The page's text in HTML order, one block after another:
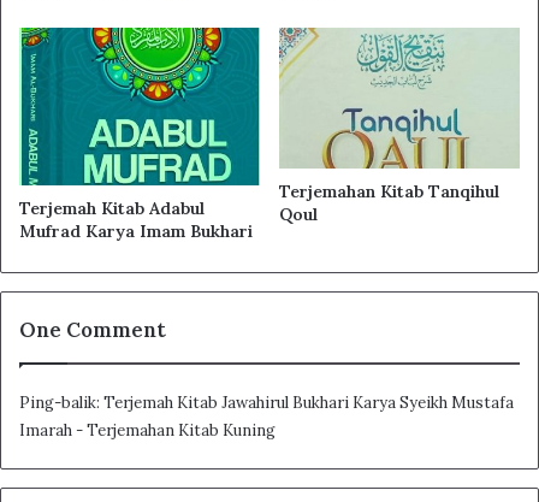
Bab Kesebelas, Menerangkan Tentang Keutamaan
Masjid
Bab Keduabelas, Menerangkan Tentang Keutamaan
Bersurban
Bab Ketiga Belas, Menerangkan Tentang Keutamaan
Berpuasa
Keutamaan Sholat Fardlu
Bab Kelima Belas, Menerangkan Tentang
Keutamaan Sholat Sunnah
Bab Keenam Belas, Menerangkan Tentang
Keutamaan Zakat
Bab Ketujuh Belas, Menerangkan Tentang
Keutamaan Shodaqoh
Terjemah Kitab Adabul
Mufrad Karya Imam Bukhari
Terjemahan Kitab Tanqihul
Qoul
One Comment
Ping-balik: Terjemah Kitab Jawahirul Bukhari Karya Syeikh Mustafa
Imarah - Terjemahan Kitab Kuning